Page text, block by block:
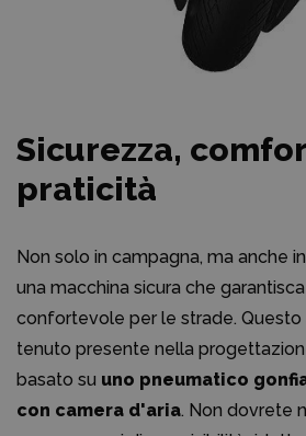
Sicurezza,
praticità
Non solo in campagna, ma anche
una macchina sicura che
confortevole per le strade.
tenuto presente nella
basato su uno pneumatico
con camera d'aria. Non dovrete